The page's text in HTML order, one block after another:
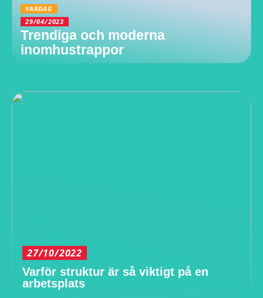
VARDAG
29/04/2023
Trendiga och moderna
inomhustrappor
27/10/2022
Varför struktur är så viktigt på en
arbetsplats